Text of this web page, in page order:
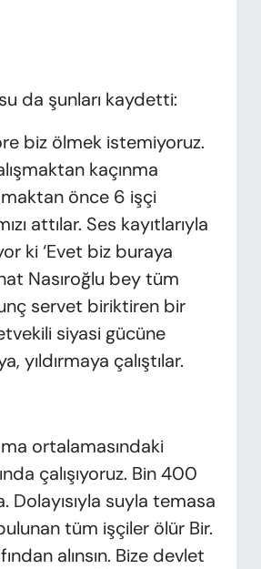
da şunları kaydetti:
biz ölmek istemiyoruz.
kaçınma
önce 6 işçi
attılar. Ses kayıtlarıyla
ki ‘Evet biz buraya
Nasıroğlu bey tüm
servet biriktiren bir
siyasi gücüne
yıldırmaya çalıştılar.
ortalamasındaki
çalışıyoruz. Bin 400
Dolayısıyla suyla temasa
tüm işçiler ölür Bir.
alınsın. Bize devlet